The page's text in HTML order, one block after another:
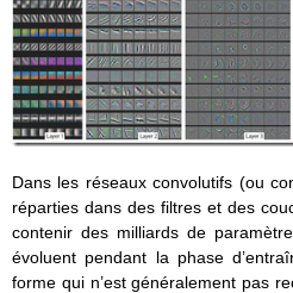
Dans les réseaux convolutifs (ou
réparties dans des filtres et des
contenir des milliards de
évoluent pendant la phase
forme qui n’est généralement pas